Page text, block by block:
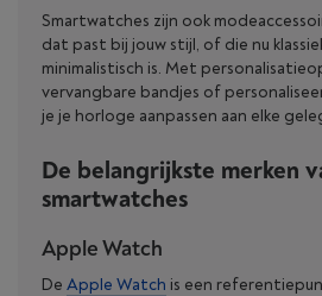
Smartwatches zijn ook
dat past bij jouw stijl, of die nu
minimalistisch is. Met
vervangbare bandjes of
je je horloge aanpassen aan elke
De belangrijkste merken
smartwatches
Apple Watch
De Apple Watch is een